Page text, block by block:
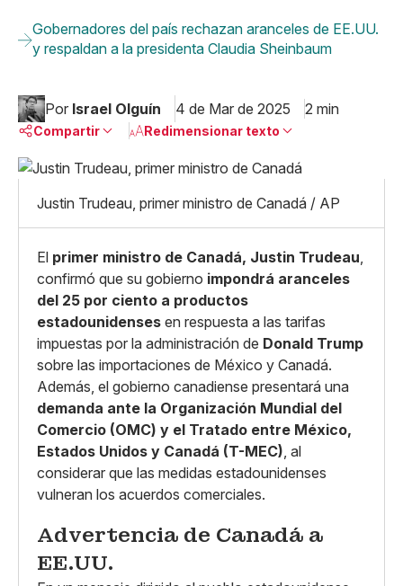
Gobernadores del país rechazan aranceles de EE.UU.
y respaldan a la presidenta Claudia Sheinbaum
Por Israel Olguín 4 de Mar de 2025 2 min
Compartir
Facebook
Copiar enlace
Redimensionar texto
Mediano
Grande
Justin Trudeau, primer ministro de Canadá / AP
El primer ministro de Canadá, Justin Trudeau,
confirmó que su gobierno impondrá aranceles
del 25 por ciento a productos
estadounidenses en respuesta a las tarifas
impuestas por la administración de Donald Trump
sobre las importaciones de México y Canadá.
Además, el gobierno canadiense presentará una
demanda ante la Organización Mundial del
Comercio (OMC) y el Tratado entre México,
Estados Unidos y Canadá (T-MEC), al
considerar que las medidas estadounidenses
vulneran los acuerdos comerciales.
Advertencia de Canadá a
EE.UU.